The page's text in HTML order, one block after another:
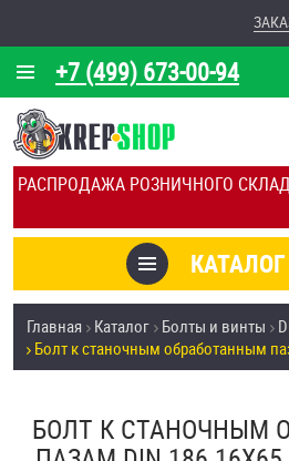
РАСПРОДАЖА РОЗНИЧНОГО
+7 (499) 673-00-94
О КОМПАНИИ
КАЛЬКУЛЯТОР
ОТЗЫВЫ
УСЛУГИ
СКИДКИ
ОПТ
Товары со скидкой
Анкеры
Антивандальный крепёж,
Главная Каталог Болты и винты
Болт к станочным обработанным
БОЛТ К СТАНОЧНЫМ